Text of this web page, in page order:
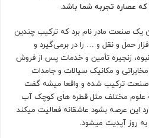
عصاره تجربه شما باشد.
یک صنعت مادر نام برد که ترکیب چندین
حمل و نقل و … را در برمی‌گیرد و
زنجیره تأمین و خدمات پس از فروش
و مکانیک سیالات و جامدات
صنعت ترکیب شده و واقعا میشه گفت
مختلف مثل قطره های کوچک آب
این عرصه بشود عاشقانه فعالیت میکند
به روز آپدیت میشود.